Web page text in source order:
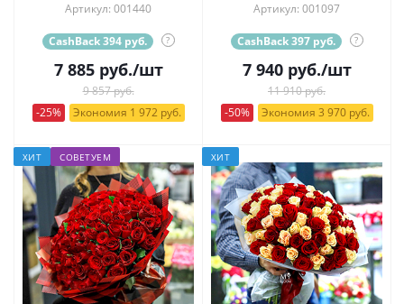
Артикул: 001440
CashBack 394 руб. ?
7 885руб./шт
9 857 руб.
-25%
Экономия 1 972 руб.
Артикул: 001097
CashBack 397 руб. ?
7 940руб./шт
11 910 руб.
-50%
Экономия 3 970 руб.
ХИТ СОВЕТУЕМ ХИТ